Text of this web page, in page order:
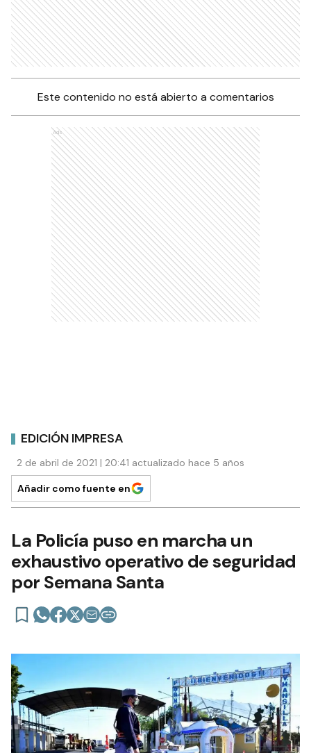
Este contenido no está abierto a comentarios
Ads
EDICIÓN IMPRESA
2 de abril de 2021 | 20:41 actualizado hace 5 años
Añadir como fuente en
La Policía puso en marcha un
exhaustivo operativo de seguridad
por Semana Santa